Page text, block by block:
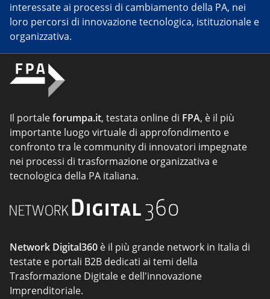
interessate ai processi di cambiamento della PA, nei
loro percorsi di innovazione tecnologica, istituzionale e
organizzativa.
Il portaleforumpa.it, testata online di FPA, è il più
importante luogo virtuale di approfondimento e
confronto tra le community di innovatori impegnate
nei processi di trasformazione organizzativa e
tecnologica della PA italiana.
Network Digital360 è il più grande network in Italia di
testate e portali B2B dedicati ai temi della
Trasformazione Digitale e dell'innovazione
Imprenditoriale.